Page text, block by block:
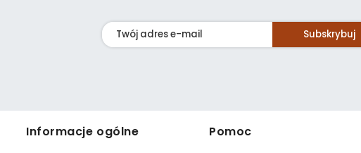
Subskrybuj
Informacje ogólne Pomoc